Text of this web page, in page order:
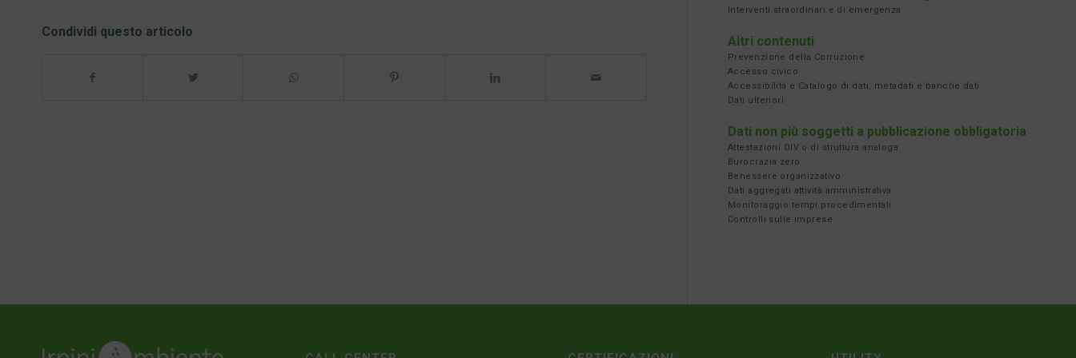
Condividi questo articolo
Interventi straordinari e di emergenza
Altri contenuti
Prevenzione della Corruzione
Accesso civico
Accessibilità e Catalogo di dati, metadati e banche dati
Dati ulteriori
Dati non più soggetti a pubblicazione obbligatoria
Attestazioni OIV o di struttura analoga
Burocrazia zero
Benessere organizzativo
Dati aggregati attività amministrativa
Monitoraggio tempi procedimentali
Controlli sulle imprese